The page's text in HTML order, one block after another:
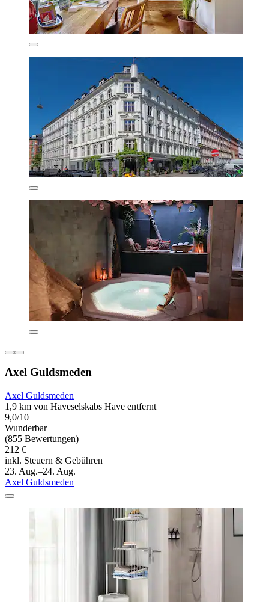
Axel Guldsmeden
Axel Guldsmeden
1,9 km von Haveselskabs Have entfernt
9,0/10
Wunderbar
(855 Bewertungen)
212 €
inkl. Steuern & Gebühren
23. Aug.–24. Aug.
Axel Guldsmeden